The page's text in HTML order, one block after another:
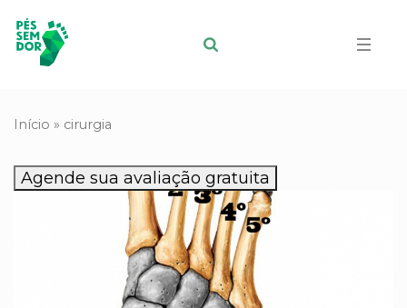
Início » cirurgia
Agende sua avaliação gratuita